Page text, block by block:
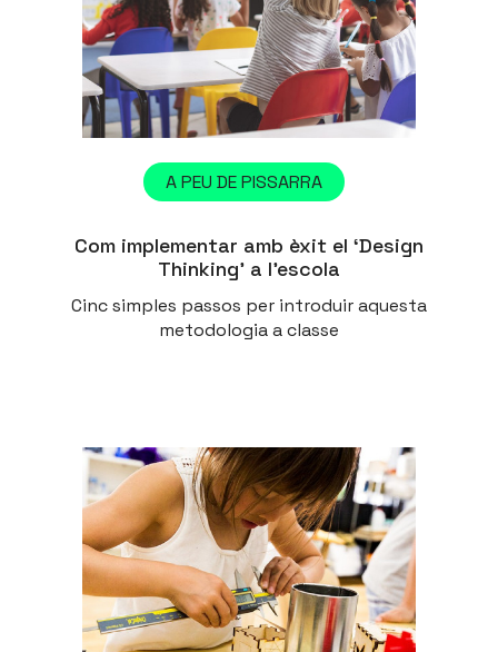
A PEU DE PISSARRA
Com implementar amb èxit el ‘Design
Thinking’ a l’escola
Cinc simples passos per introduir aquesta
metodologia a classe